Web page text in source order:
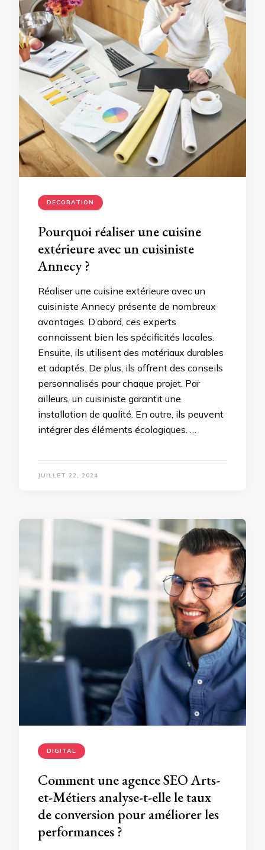
DECORATION
Pourquoi réaliser une cuisine
extérieure avec un cuisiniste
Annecy ?
Réaliser une cuisine extérieure avec un
cuisiniste Annecy présente de nombreux
avantages. D’abord, ces experts
connaissent bien les spécificités locales.
Ensuite, ils utilisent des matériaux durables
et adaptés. De plus, ils offrent des conseils
personnalisés pour chaque projet. Par
ailleurs, un cuisiniste garantit une
installation de qualité. En outre, ils peuvent
intégrer des éléments écologiques. …
JUILLET 22, 2024
DIGITAL
Comment une agence SEO Arts-
et-Métiers analyse-t-elle le taux
de conversion pour améliorer les
performances ?